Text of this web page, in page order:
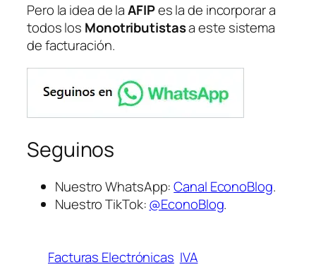
Pero la idea de laAFIPes la de incorporar a
todos los Monotributistasa este sistema
de facturación.
Seguinos
Nuestro WhatsApp:Canal EconoBlog.
Nuestro TikTok:@EconoBlog.
Facturas Electrónicas IVA